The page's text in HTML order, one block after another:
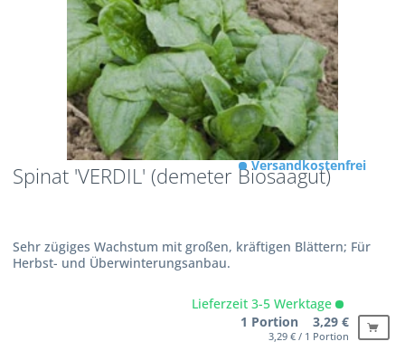
Spinat 'VERDIL' (demeter Biosaagut)
Sehr zügiges Wachstum mit großen, kräftigen Blättern; Für
Herbst- und Überwinterungsanbau.
Versandkostenfrei
Lieferzeit 3-5 Werktage
1 Portion 3,29 €
3,29 € / 1 Portion